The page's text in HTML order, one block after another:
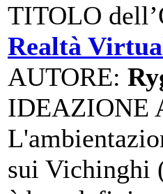
TITOLO
Realtà
AUTORE:
IDEAZIONE
sui Vichinghi